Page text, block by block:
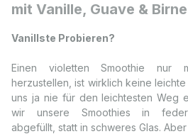
mit Vanille, Guave & Birne
Vanillste Probieren?
Einen violetten Smoothie nur
herzustellen, ist wirklich keine
uns ja nie für den leichtesten Weg
wir unsere Smoothies in
abgefüllt, statt in schweres Glas.